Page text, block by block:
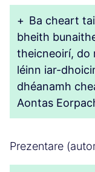
+ Ba cheart
bheith
theicneoirí, do
léinn iar-
dhéanamh
Aontas
Prezentare